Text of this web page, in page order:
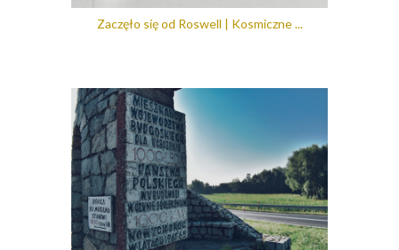
Zaczęło się od Roswell | Kosmiczne ...